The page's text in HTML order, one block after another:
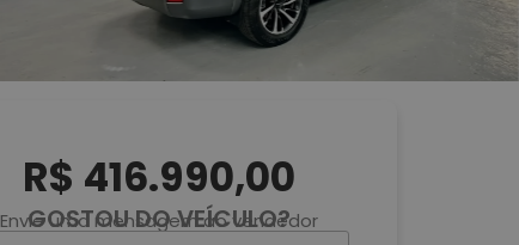
R$ 416.990,00
GOSTOU DO VEÍCULO?
Envie uma mensagem ao vendedor